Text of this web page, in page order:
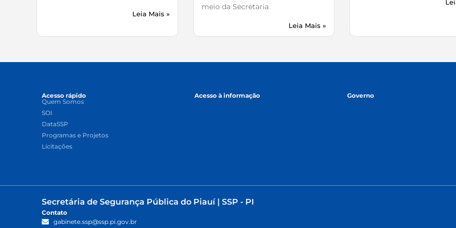
Leia Mais »
meio da Secretaria
Leia Mais »
Acesso rápido
Quem Somos
SOI
DataSSP
Programas e Projetos
Licitações
Acesso à informação Governo
Secretária de Segurança Pública do Piauí | SSP - PI
Contato
gabinete.ssp@ssp.pi.gov.br